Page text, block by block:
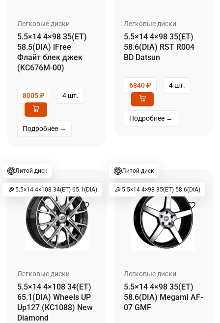
Легковые диски
5.5×14 4×98 35(ET)
58.5(DIA) iFree
Флайт блек джек
(KC676М-00)
8005₽ 4 шт.
Подробнее →
Легковые диски
5.5×14 4×98 35(ET)
58.6(DIA) RST R004
BD Datsun
6840₽ 4 шт.
Подробнее →
Литой диск
5.5×14 4×108 34(ET) 65.1(DIA)
Легковые диски
5.5×14 4×108 34(ET)
65.1(DIA) Wheels UP
Up127 (КС1088) New
Diamond
Литой диск
5.5×14 4×98 35(ET) 58.6(DIA)
Легковые диски
5.5×14 4×98 35(ET)
58.6(DIA) Megami AF-
07 GMF